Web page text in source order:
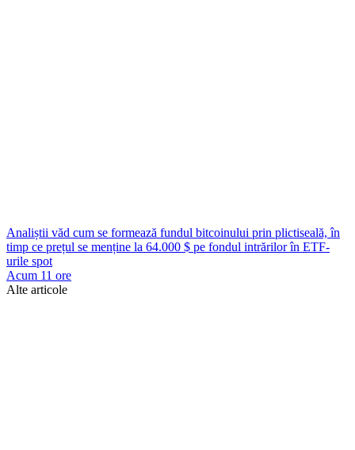
Analiștii văd cum se formează fundul bitcoinului prin plictiseală, în
timp ce prețul se menține la 64.000 $ pe fondul intrărilor în ETF-
urile spot
Acum 11 ore
Alte articole